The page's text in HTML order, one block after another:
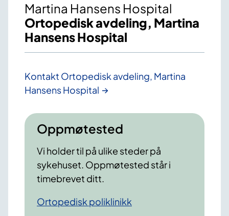
Martina Hansens Hospital
Ortopedisk avdeling, Martina
Hansens Hospital
Kontakt Ortopedisk avdeling, Martina
Hansens Hospital
Oppmøtested
Vi holder til på ulike steder på
sykehuset. Oppmøtested står i
timebrevet ditt.
Ortopedisk poliklinikk